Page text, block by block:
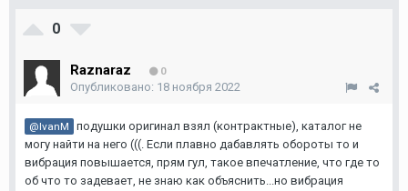
0
Raznaraz 0
Опубликовано: 18 ноября 2022
@IvanM
подушки оригинал взял (контрактные), каталог не
могу найти на него (((. Если плавно дабавлять обороты то и
вибрация повышается, прям гул, такое впечатление, что где то
об что то задевает, не знаю как объяснить...но вибрация